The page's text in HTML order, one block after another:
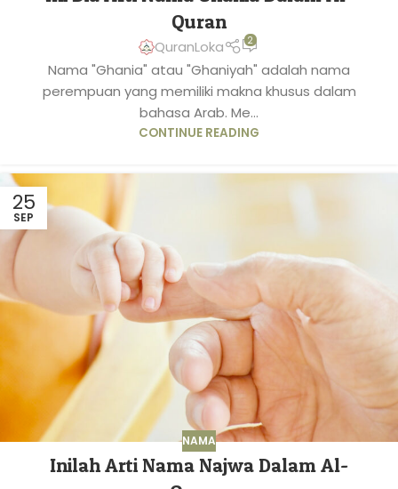
Quran
QuranLoka 2
Nama "Ghania" atau "Ghaniyah" adalah nama
perempuan yang memiliki makna khusus dalam
bahasa Arab. Me...
CONTINUE READING
25
SEP
NAMA
Inilah Arti Nama Najwa Dalam Al-